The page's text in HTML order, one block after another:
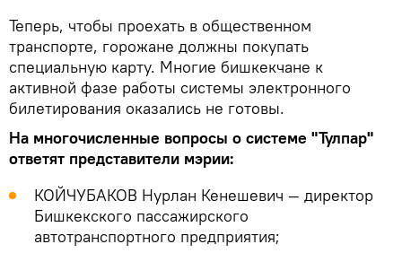
Теперь, чтобы проехать в общественном
транспорте, горожане должны покупать
специальную карту. Многие бишкекчане к
активной фазе работы системы электронного
билетирования оказались не готовы.
На многочисленные вопросы о системе "Тулпар"
ответят представители мэрии:
КОЙЧУБАКОВ Нурлан Кенешевич — директор
Бишкекского пассажирского
автотранспортного предприятия;